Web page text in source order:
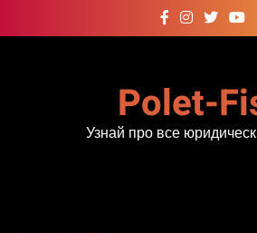
к
Polet-
Узнай про все